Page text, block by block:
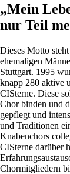
„Mein
nur Teil
Dieses Motto
ehemaligen
Stuttgart. 1995
knapp 280 aktive
CISterne. Diese
Chor binden und
gepflegt und
und Traditionen
Knabenchors
CISterne darüber
Chormitgliedern